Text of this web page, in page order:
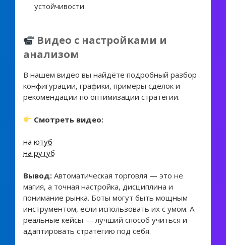
устойчивости
Видео с настройками и
анализом
В нашем видео вы найдёте подробный разбор
конфигурации, графики, примеры сделок и
рекомендации по оптимизации стратегии.
Смотреть видео:
на ютуб
на рутуб
Вывод:Автоматическая торговля — это не
магия, а точная настройка, дисциплина и
понимание рынка. Боты могут быть мощным
инструментом, если использовать их с умом. А
реальные кейсы — лучший способ учиться и
адаптировать стратегию под себя.